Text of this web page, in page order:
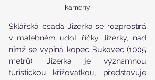
kameny
Sklářská osada Jizerka se rozprostírá
v malebném údolí říčky Jizerky, nad
nímž se vypíná kopec Bukovec (1005
metrů). Jizerka je významnou
turistickou křižovatkou, představuje